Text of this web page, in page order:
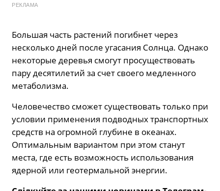
РЕКЛАМА
Большая часть растений погибнет через
несколько дней после угасания Солнца. Однако
некоторые деревья смогут просуществовать
пару десятилетий за счет своего медленного
метаболизма.
Человечество сможет существовать только при
условии применения подводных транспортных
средств на огромной глубине в океанах.
Оптимальным вариантом при этом станут
места, где есть возможность использования
ядерной или геотермальной энергии.